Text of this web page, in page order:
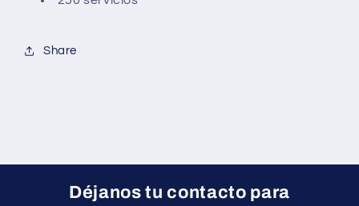
Share
Déjanos tu contacto para